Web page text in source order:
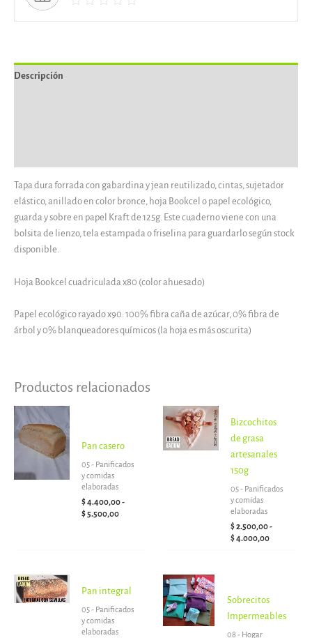
Descripción
Tapa dura forrada con gabardina y jean reutilizado, cintas, sujetador
elástico, anillado en color bronce, hoja Bookcel o papel ecológico,
guarda y sobre en papel Kraft de 125g. Este cuaderno viene con una
bolsita de lienzo, tela estampada o friselina para guardarlo según stock
disponible.
Hoja Bookcel cuadriculada x80 (color ahuesado)
Papel ecológico rayado x90: 100% fibra caña de azúcar, 0% fibra de
árbol y 0% blanqueadores químicos (la hoja es más oscurita)
Productos relacionados
Pan casero
05 - Panificados
y comidas
elaboradas
$4.400,00-
$5.500,00
desde
hasta
Bizcochitos
de grasa
artesanales
150g
05 - Panificados
y comidas
elaboradas
$2.500,00-
$4.000,00
de
$ 2.500,00
Pan integral
05 - Panificados
y comidas
elaboradas
de
desde
Sobrecitos
Impermeables
08 - Hogar